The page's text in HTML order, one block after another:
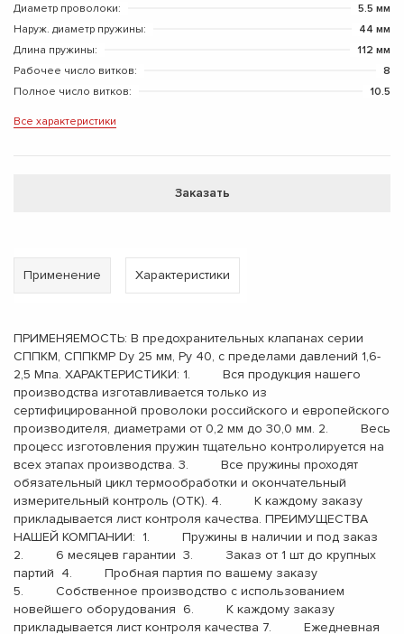
Диаметр проволоки:
5.5 мм
Наруж. диаметр пружины:
44 мм
Длина пружины:
112 мм
Рабочее число витков:
8
Полное число витков:
10.5
Все характеристики
Заказать
Применение Характеристики
ПРИМЕНЯЕМОСТЬ: В предохранительных клапанах серии
СППКМ, СППКМР Dу 25 мм, Pу 40, с пределами давлений 1,6-
2,5 Мпа. ХАРАКТЕРИСТИКИ: 1. Вся продукция нашего
производства изготавливается только из
сертифицированной проволоки российского и европейского
производителя, диаметрами от 0,2 мм до 30,0 мм. 2. Весь
процесс изготовления пружин тщательно контролируется на
всех этапах производства. 3. Все пружины проходят
обязательный цикл термообработки и окончательный
измерительный контроль (ОТК). 4. К каждому заказу
прикладывается лист контроля качества. ПРЕИМУЩЕСТВА
НАШЕЙ КОМПАНИИ: 1. Пружины в наличии и под заказ
2. 6 месяцев гарантии 3. Заказ от 1 шт до крупных
партий 4. Пробная партия по вашему заказу
5. Собственное производство с использованием
новейшего оборудования 6. К каждому заказу
прикладывается лист контроля качества 7. Ежедневная